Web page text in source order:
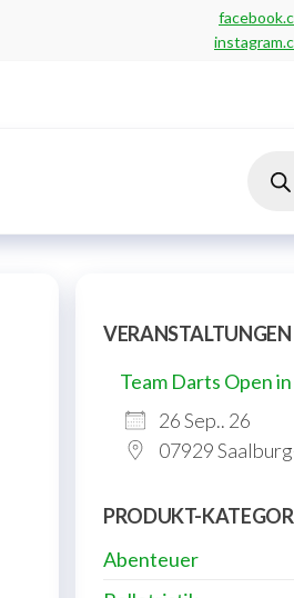
VERANSTALTUNGEN
Team Darts Open
26 Sep.. 26
07929
PRODUKT-
Abenteuer